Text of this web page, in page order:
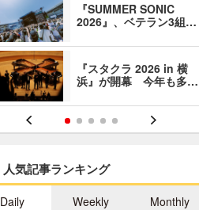
『SUMMER SONIC
2026』、ベテラン3組…
『スタクラ 2026 in 横
浜』が開幕 今年も多…
人気記事ランキング
Daily Weekly Monthly